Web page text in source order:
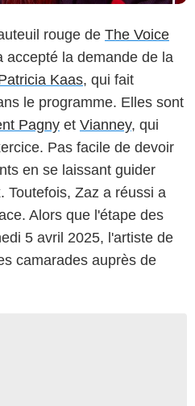
rouge de The Voice
accepté la demande de la
Kaas, qui fait
le programme. Elles sont
Pagny et Vianney, qui
Pas facile de devoir
en se laissant guider
Toutefois, Zaz a réussi a
Alors que l'étape des
5 avril 2025, l'artiste de
camarades auprès de